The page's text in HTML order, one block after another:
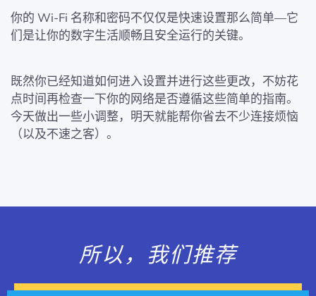
你的 Wi‑Fi 名称和密码不仅仅是快速设置那么简单—它
们是让你的数字生活顺畅且安全运行的关键。
既然你已经知道如何进入设置并进行这些更改，不妨花
点时间再检查一下你的网络是否遵循这些简单的指南。
今天做出一些小调整，明天就能帮你省去不少连接烦恼
（以及不速之客）。
所以，我们推荐